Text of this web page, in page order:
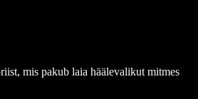
mis pakub laia häälevalikut mitmes